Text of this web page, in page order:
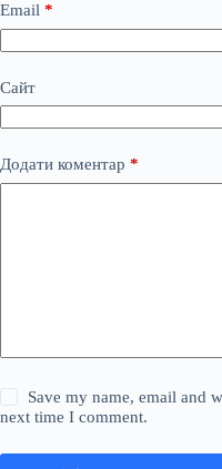
Email *
Сайт
Додати коментар *
Save my name, email and
next time I comment.